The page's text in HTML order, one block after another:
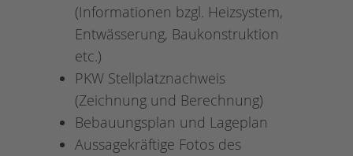
(Informationen bzgl. Heizsystem,
Entwässerung, Baukonstruktion
etc.)
PKW Stellplatznachweis
(Zeichnung und Berechnung)
Bebauungsplan und Lageplan
Aussagekräftige Fotos des